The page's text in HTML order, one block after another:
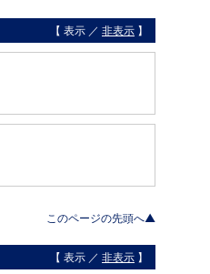
【 表示 ／ 非表示 】
このページの先頭へ▲
【 表示 ／ 非表示 】